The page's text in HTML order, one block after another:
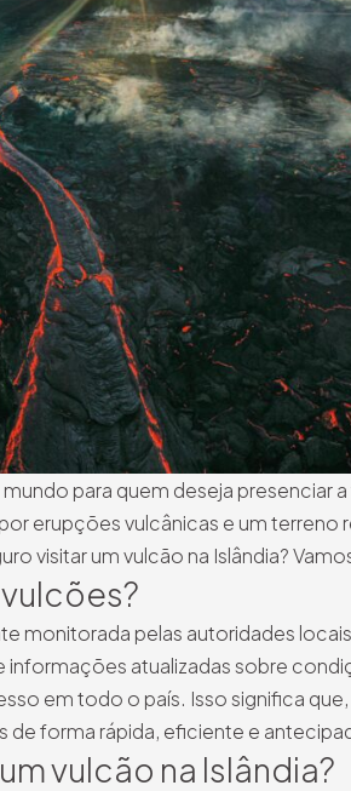
para quem deseja presenciar
erupções vulcânicas e um terreno
visitar um vulcão na Islândia?
monitorada pelas autoridades
informações atualizadas sobre
em todo o país. Isso significa
de forma rápida, eficiente e
vulcão na Islândia?